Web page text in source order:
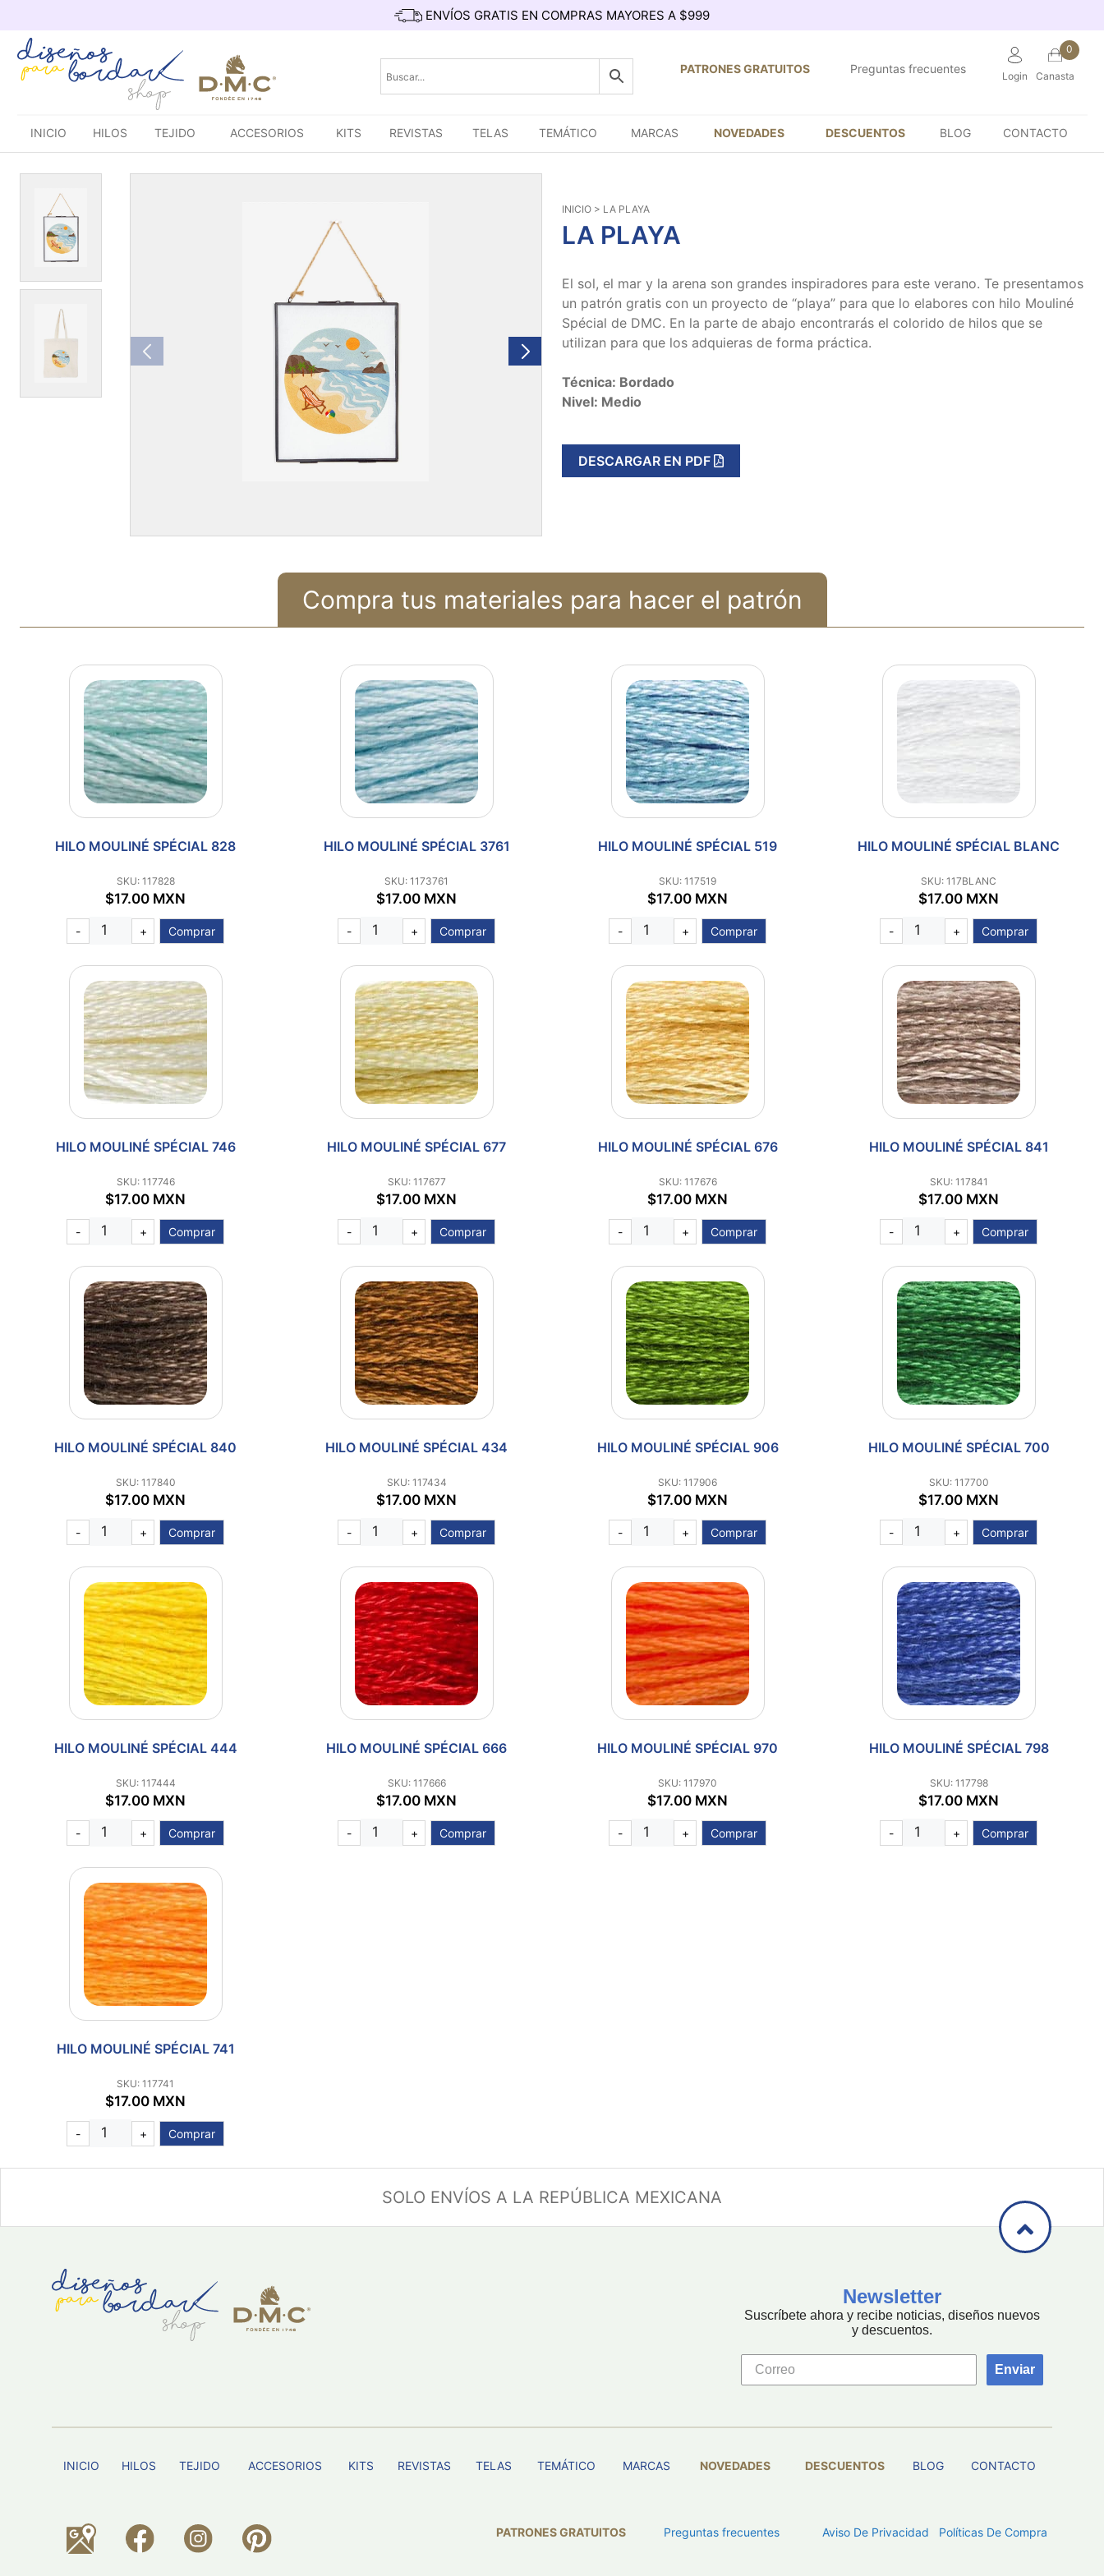
contenido
ENVÍOS GRATIS EN COMPRAS MAYORES A $999
PATRONES GRATUITOS Preguntas frecuentes
Login
0
Canasta
INICIO HILOS TEJIDO ACCESORIOS KITS REVISTAS TELAS TEMÁTICO MARCAS NOVEDADES DESCUENTOS BLOG CONTACTO
INICIO > LA PLAYA
LA PLAYA
El sol, el mar y la arena son grandes inspiradores para este verano. Te presentamos
un patrón gratis con un proyecto de “playa” para que lo elabores con hilo Mouliné
Spécial de DMC. En la parte de abajo encontrarás el colorido de hilos que se
utilizan para que los adquieras de forma práctica.
Técnica: Bordado
Nivel: Medio
DESCARGAR EN PDF
Compra tus materiales para hacer el patrón
HILO MOULINÉ SPÉCIAL 828
SKU: 117828
$17.00 MXN
- + Comprar
HILO MOULINÉ SPÉCIAL 3761
SKU: 1173761
$17.00 MXN
- + Comprar
HILO MOULINÉ SPÉCIAL 519
SKU: 117519
$17.00 MXN
- + Comprar
HILO MOULINÉ SPÉCIAL BLANC
SKU: 117BLANC
$17.00 MXN
- + Comprar
HILO MOULINÉ SPÉCIAL 746
SKU: 117746
$17.00 MXN
- + Comprar
HILO MOULINÉ SPÉCIAL 677
SKU: 117677
$17.00 MXN
- + Comprar
HILO MOULINÉ SPÉCIAL 676
SKU: 117676
$17.00 MXN
- + Comprar
HILO MOULINÉ SPÉCIAL 841
SKU: 117841
$17.00 MXN
- + Comprar
HILO MOULINÉ SPÉCIAL 840
SKU: 117840
$17.00 MXN
- + Comprar
HILO MOULINÉ SPÉCIAL 434
SKU: 117434
$17.00 MXN
- + Comprar
HILO MOULINÉ SPÉCIAL 906
SKU: 117906
$17.00 MXN
- + Comprar
HILO MOULINÉ SPÉCIAL 700
SKU: 117700
$17.00 MXN
- + Comprar
HILO MOULINÉ SPÉCIAL 444
SKU: 117444
$17.00 MXN
- + Comprar
HILO MOULINÉ SPÉCIAL 666
SKU: 117666
$17.00 MXN
- + Comprar
HILO MOULINÉ SPÉCIAL 970
SKU: 117970
$17.00 MXN
- + Comprar
HILO MOULINÉ SPÉCIAL 798
SKU: 117798
$17.00 MXN
- + Comprar
HILO MOULINÉ SPÉCIAL 741
SKU: 117741
$17.00 MXN
- + Comprar
SOLO ENVÍOS A LA REPÚBLICA MEXICANA
Newsletter
Suscríbete ahora y recibe noticias, diseños nuevos
y descuentos.
Enviar
INICIO HILOS TEJIDO ACCESORIOS KITS REVISTAS TELAS TEMÁTICO MARCAS NOVEDADES DESCUENTOS BLOG CONTACTO
PATRONES GRATUITOS Preguntas frecuentes Aviso De Privacidad Políticas De Compra